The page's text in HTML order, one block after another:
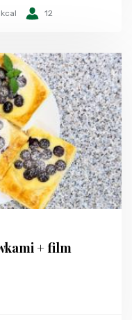
12
+ film